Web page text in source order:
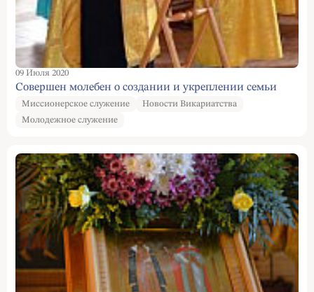
09 Июля 2020
Совершен молебен о создании и укреплении семьи
Миссионерское служение
Новости Викариатства
Молодежное служение